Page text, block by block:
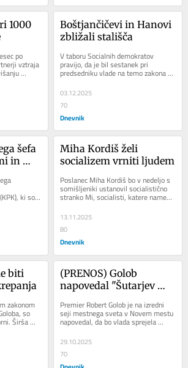
1000
po
vztraja
neto.
Boštjančičevi in Hanovi
zbližali stališča
V taboru Socialnih demokratov
pravijo, da je bil sestanek pri
predsedniku vlade na temo zakona o
udeležbi delavcev pri dobičku, ki so
ga pripravili...
03.12.2025
70
Dnevnik
šefa
in
ki so
Miha Kordiš želi
socializem vrniti ljudem
Poslanec Miha Kordiš bo v nedeljo s
somišljeniki ustanovil socialistično
stranko Mi, socialisti, katere namen
je odgovoriti na večplastno krizo...
13.11.2025
80
Dnevnik
biti
zakonom
so
Širša
(PRENOS) Golob
napovedal "Šutarjev
Premier Robert Golob je na izredni
seji mestnega sveta v Novem mestu
napovedal, da bo vlada sprejela
poseben zakon, poimenovan po
umrlem...
29.10.2025
70